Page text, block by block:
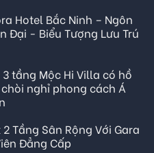
Hotel Bắc Ninh – Ngôn
Đại - Biểu Tượng Lưu Trú
tầng Mộc Hi Villa có hồ
nghỉ phong cách Á
Tầng Sân Rộng Với Gara
Đẳng Cấp